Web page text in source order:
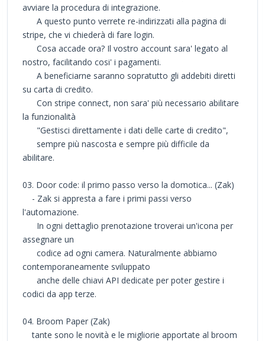
avviare la procedura di integrazione.
A questo punto verrete re-indirizzati alla pagina di
stripe, che vi chiederà di fare login.
Cosa accade ora? Il vostro account sara' legato al
nostro, facilitando cosi' i pagamenti.
A beneficiarne saranno sopratutto gli addebiti diretti
su carta di credito.
Con stripe connect, non sara' più necessario abilitare
la funzionalità
"Gestisci direttamente i dati delle carte di credito",
sempre più nascosta e sempre più difficile da
abilitare.
03. Door code: il primo passo verso la domotica... (Zak)
- Zak si appresta a fare i primi passi verso
l'automazione.
In ogni dettaglio prenotazione troverai un'icona per
assegnare un
codice ad ogni camera. Naturalmente abbiamo
contemporaneamente sviluppato
anche delle chiavi API dedicate per poter gestire i
codici da app terze.
04. Broom Paper (Zak)
tante sono le novità e le migliorie apportate al broom